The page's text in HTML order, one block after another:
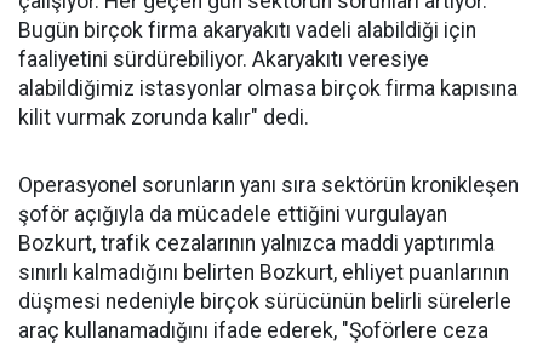
Bugün birçok firma akaryakıtı vadeli alabildiği için
faaliyetini sürdürebiliyor. Akaryakıtı veresiye
alabildiğimiz istasyonlar olmasa birçok firma kapısına
kilit vurmak zorunda kalır" dedi.
Operasyonel sorunların yanı sıra sektörün kronikleşen
şoför açığıyla da mücadele ettiğini vurgulayan
Bozkurt, trafik cezalarının yalnızca maddi yaptırımla
sınırlı kalmadığını belirten Bozkurt, ehliyet puanlarının
düşmesi nedeniyle birçok sürücünün belirli sürelerle
araç kullanamadığını ifade ederek, "Şoförlere ceza